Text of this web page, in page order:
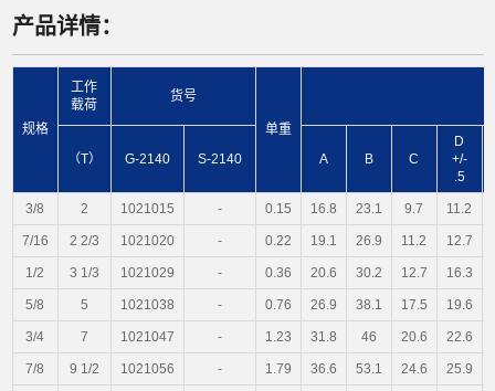
产品详情：
规格
工作
载荷
货号
单重
（T）
G-2140 S-2140 A B C
D
+/-
.5
3/8 2 1021015 - 0.15 16.8 23.1 9.7 11.2
7/16 2 2/3 1021020 - 0.22 19.1 26.9 11.2 12.7
1/2 3 1/3 1021029 - 0.36 20.6 30.2 12.7 16.3
5/8 5 1021038 - 0.76 26.9 38.1 17.5 19.6
3/4 7 1021047 - 1.23 31.8 46 20.6 22.6
7/8 9 1/2 1021056 - 1.79 36.6 53.1 24.6 25.9